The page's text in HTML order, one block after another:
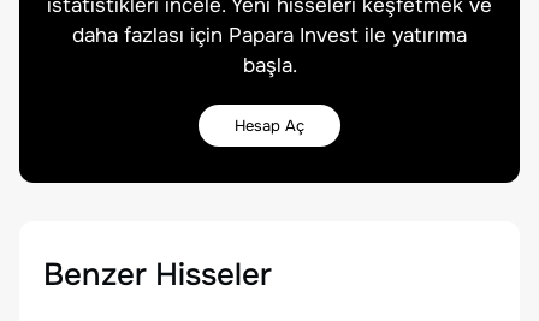
istatistikleri incele. Yeni hisseleri keşfetmek ve
daha fazlası için Papara Invest ile yatırıma
başla.
Hesap Aç
Benzer Hisseler